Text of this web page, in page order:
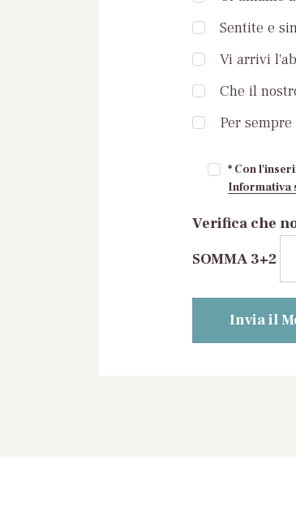
Sentite e
Vi arrivi
Che il
Per
* Con
Informativa
Verifica che
SOMMA 3+2